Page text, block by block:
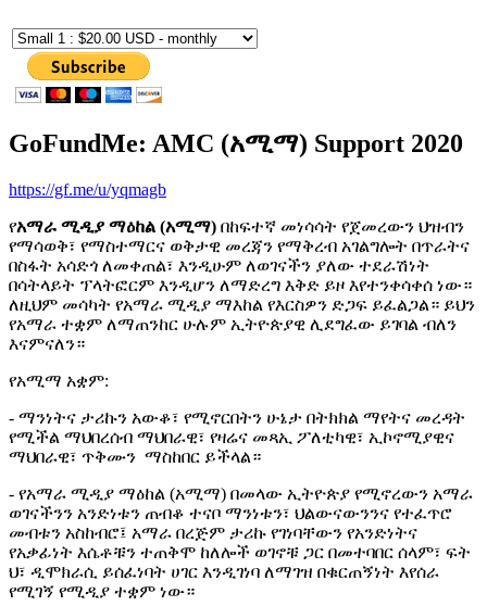
GoFundMe: AMC (አሚማ) Support 2020
https://gf.me/u/yqmagb
የአማራ ሚዲያ ማዕከል (አሚማ) በከፍተኛ መነሳሳት የጀመረውን ህዝብን
የማሳወቅ፣ የማስተማርና ወቅታዊ መረጃን የማቅረብ አገልግሎት በጥራትና
በስፋት አሳድጎ ለመቀጠል፣ እንዲሁም ለወገናችን ያለው ተደራሽነት
በሳትላይት ፕላትፎርም እንዲሆን ለማድረግ እቅድ ይዞ እየተንቀሳቀሰ ነው።
ለዚህም መሳካት የአማራ ሚዲያ ማእከል የእርስዎን ድጋፍ ይፈልጋል። ይህን
የአማራ ተቋም ለማጠንከር ሁሉም ኢትዮጵያዊ ሊደግፈው ይገባል ብለን
እናምናለን።
የአሚማ አቋም:
- ማንነትና ታሪኩን አውቆ፣ የሚኖርበትን ሁኔታ በትክክል ማየትና መረዳት
የሚችል ማህበረሰብ ማህበራዊ፣ የዛሬና መጻኢ ፖለቲካዊ፣ ኢኮኖሚያዊና
ማህበራዊ፣ ጥቅሙን ማስከበር ይችላል።
- የአማራ ሚዲያ ማዕከል (አሚማ) በመላው ኢትዮጵያ የሚኖረውን አማራ
ወገናችንን አንድነቱን ጠብቆ ተናቦ ማንነቱን፣ ህልውናውንንና የተፈጥሮ
መብቱን አስከብሮ፤ አማራ በረጅም ታሪኩ የገነባቸውን የአንድነትና
የአቃፊነት እሴቶቹን ተጠቅሞ ከለሎች ወገኖቹ ጋር በመተባበር ሰላም፣ ፍት
ህ፣ ዲሞክራሲ ይሰፈነባት ሀገር እንዲገነባ ለማገዝ በቁርጠኝነት እየሰራ
የሚገኝ የሚዲያ ተቋም ነው።